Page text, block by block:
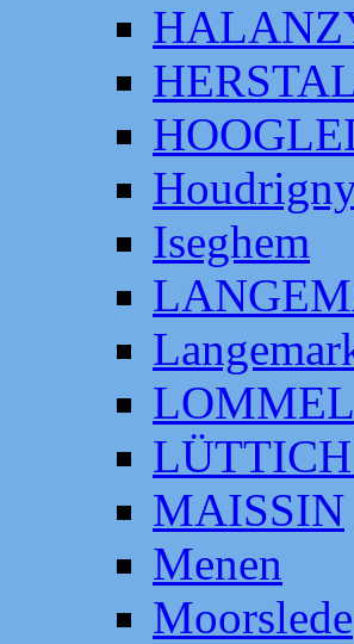
Iseghem
LOMMEL
MAISSIN
Menen
Moorslede